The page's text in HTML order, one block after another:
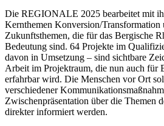
Die REGIONALE 2025 bearbeitet mit
Kernthemen Konversion/Transformation
Zukunftsthemen, die für das Bergische
Bedeutung sind. 64 Projekte im
davon in Umsetzung – sind sichtbare
Arbeit im Projektraum, die nun auch für
erfahrbar wird. Die Menschen vor Ort
verschiedener
Zwischenpräsentation über die
direkter informiert werden.